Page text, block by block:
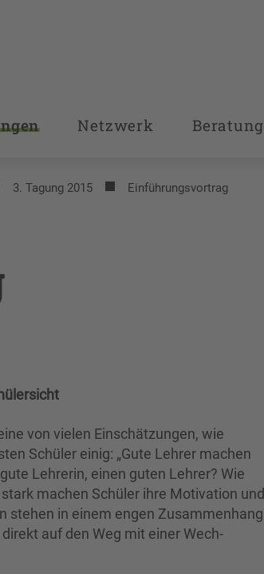
Netzwerk Beratung
3. Tagung 2015 Einführungsvortrag
von vielen Einschätzungen, wie
Schüler einig: „Gute Lehrer ma­chen
Lehrerin, einen gu­ten Leh­rer? Wie
machen Schüler ihre Motivation und
ste­hen in einem engen Zusammenhang
auf den Weg mit einer Wech­